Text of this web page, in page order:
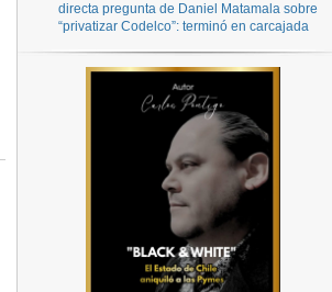
directa pregunta de Daniel Matamala sobre
“privatizar Codelco”: terminó en carcajada